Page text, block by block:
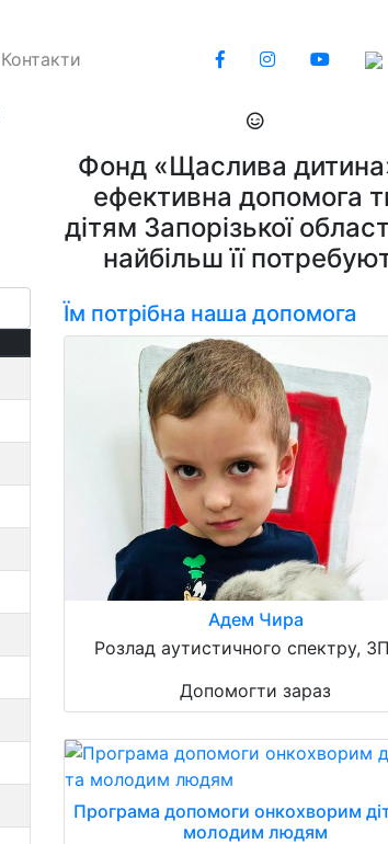
Контакти
Фонд «Щаслива
ефективна допомога
дітям Запорізької
найбільш її
Їм потрібна наша допомога
Адем Чира
Розлад аутистичного спектру,
Допомогти зараз
Програма допомоги онкохворим
молодим людям